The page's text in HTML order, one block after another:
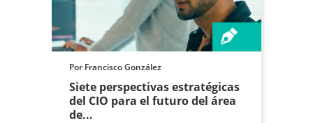
Por Francisco González
Siete perspectivas estratégicas
del CIO para el futuro del área
de...